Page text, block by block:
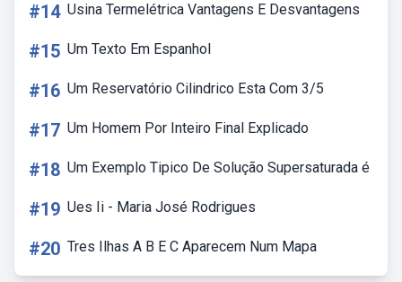
#14 Usina Termelétrica Vantagens E Desvantagens
#15 Um Texto Em Espanhol
#16 Um Reservatório Cilindrico Esta Com 3/5
#17 Um Homem Por Inteiro Final Explicado
#18 Um Exemplo Tipico De Solução Supersaturada é
#19 Ues Ii - Maria José Rodrigues
#20 Tres Ilhas A B E C Aparecem Num Mapa